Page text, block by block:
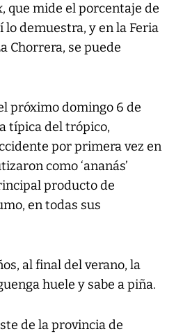
que mide el porcentaje de
lo demuestra, y en la Feria
Chorrera, se puede
próximo domingo 6 de
típica del trópico,
por primera vez en
como ‘ananás’
producto de
en todas sus
al final del verano, la
huele y sabe a piña.
de la provincia de